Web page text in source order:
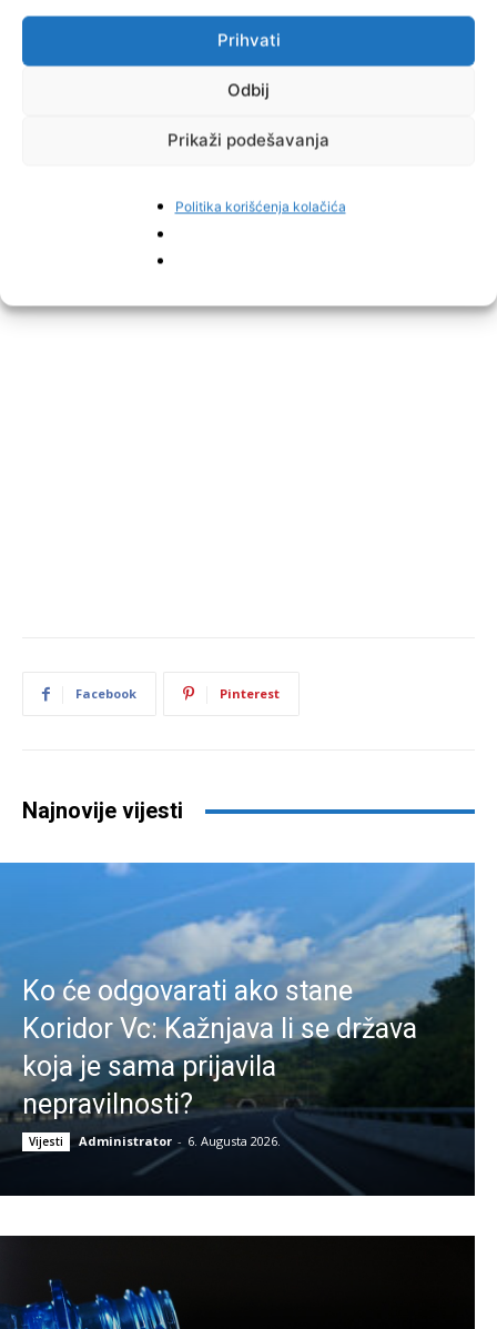
Prihvati
Odbij
Prikaži podešavanja
Politika korišćenja kolačića
u istom periodu 2025. godine taj broj bio 597, pokazuju podaci
Ministarstva civilnih poslova BiH, pišeCrna hronika.
Facebook Pinterest
Najnovije vijesti
Ko će odgovarati ako stane
Koridor Vc: Kažnjava li se država
koja je sama prijavila
nepravilnosti?
Vijesti Administrator - 6. Augusta 2026.